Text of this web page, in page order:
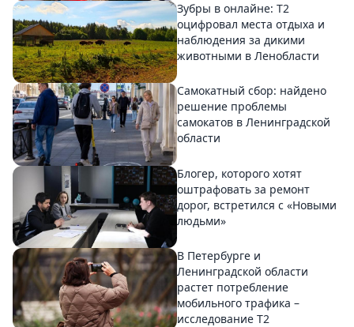
Зубры в онлайне: Т2
оцифровал места отдыха и
наблюдения за дикими
животными в Ленобласти
Самокатный сбор: найдено
решение проблемы
самокатов в Ленинградской
области
Блогер, которого хотят
оштрафовать за ремонт
дорог, встретился с «Новыми
людьми»
В Петербурге и
Ленинградской области
растет потребление
мобильного трафика –
исследование T2